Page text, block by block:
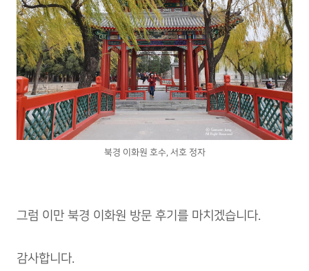
북경 이화원 호수, 서호 정자
그럼 이만 북경 이화원 방문 후기를 마치겠습니다.
감사합니다.